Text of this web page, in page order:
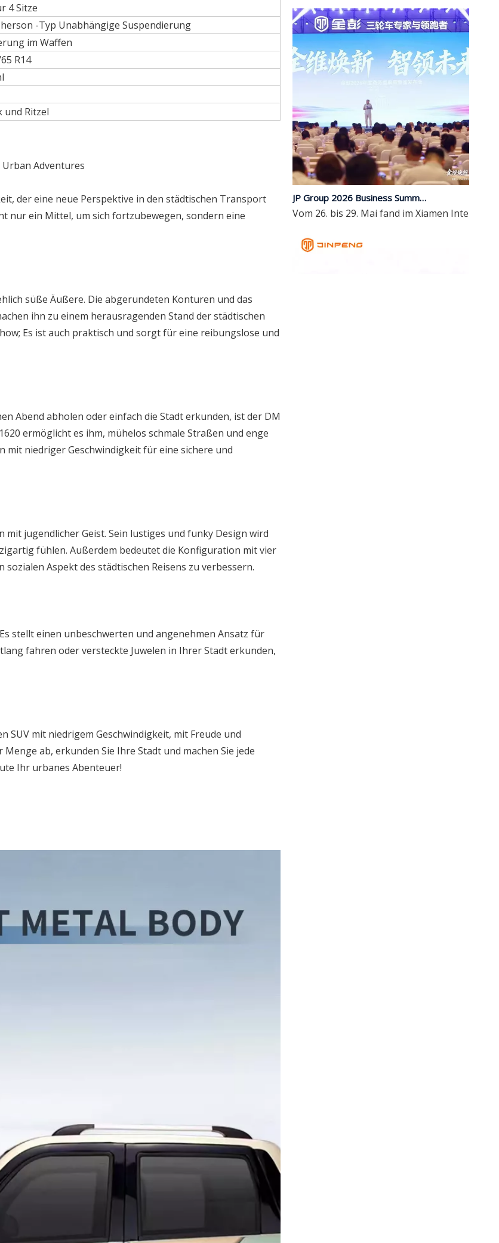
4 Sitze
-Typ Unabhängige Suspendierung
im Waffen
R14
und Ritzel
Adventures
der eine neue Perspektive in den städtischen Transport
nur ein Mittel, um sich fortzubewegen, sondern eine
süße Äußere. Die abgerundeten Konturen und das
ihn zu einem herausragenden Stand der städtischen
Es ist auch praktisch und sorgt für eine reibungslose und
Abend abholen oder einfach die Stadt erkunden, ist der DM
ermöglicht es ihm, mühelos schmale Straßen und enge
mit niedriger Geschwindigkeit für eine sichere und
jugendlicher Geist. Sein lustiges und funky Design wird
fühlen. Außerdem bedeutet die Konfiguration mit vier
Aspekt des städtischen Reisens zu verbessern.
stellt einen unbeschwerten und angenehmen Ansatz für
fahren oder versteckte Juwelen in Ihrer Stadt erkunden,
SUV mit niedrigem Geschwindigkeit, mit Freude und
ab, erkunden Sie Ihre Stadt und machen Sie jede
Ihr urbanes Abenteuer!
JP Group 2026 Business Summit und Einführung neuer Produkte endet erfolgreich | Umfassendes Upgrade, mit Intelligenz in die Zukunft führen
Vom 26. bis 29. Mai fand im Xiamen